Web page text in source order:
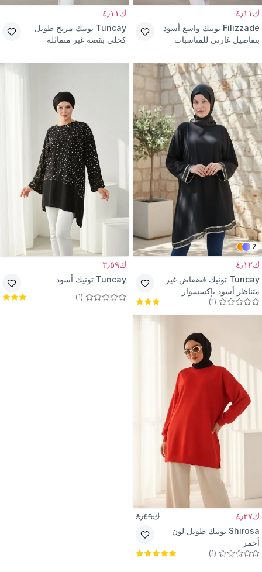
ك٤٫١١
Filizzade تونيك واسع أسود
بتفاصيل غارني للمناسبات
ك٤٫١١
Tuncay تونيك مريح طويل
كحلي بقصة غير متماثلة
2
ك٤٫١٢
Tuncay تونيك فضفاض غير
متناظر أسود بإكسسوار
شريطي
(
1
)
ك٣٫٥٩
Tuncay تونيك أسود
(
1
)
ك٤٫٢٧ ك٨٫٤٩
Shirosa تونيك طويل لون
أحمر
(
1
)